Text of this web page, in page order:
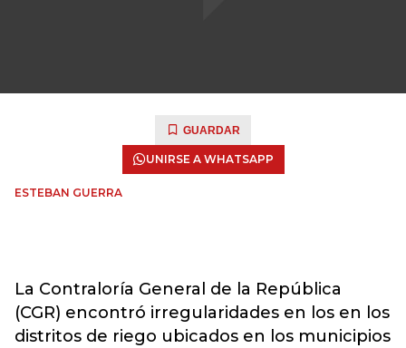
GUARDAR
UNIRSE A WHATSAPP
ESTEBAN GUERRA
La Contraloría General de la República
(CGR) encontró irregularidades en los en los
distritos de riego ubicados en los municipios